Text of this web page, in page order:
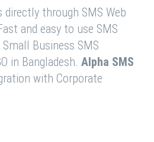
directly through SMS Web
and easy to use SMS
Business SMS
in Bangladesh. Alpha SMS
with Corporate